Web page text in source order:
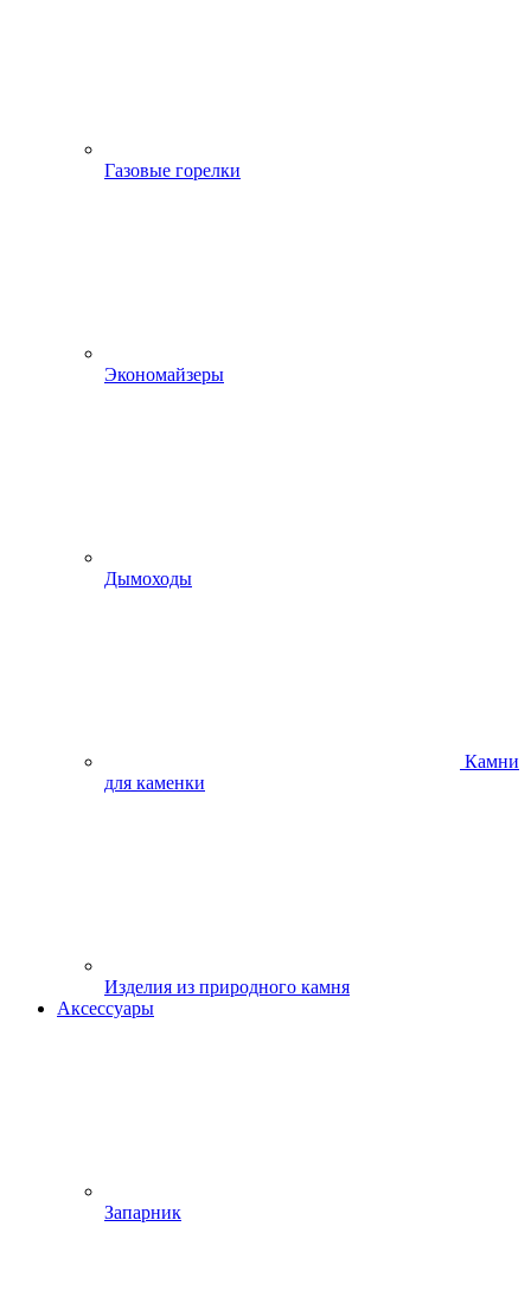
Газовые горелки
Экономайзеры
Дымоходы
Камни
для каменки
Изделия из природного камня
Аксессуары
Запарник